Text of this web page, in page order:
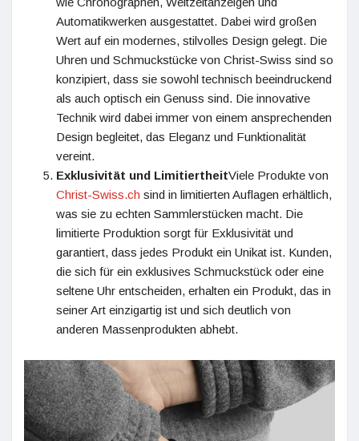
Automatikwerken ausgestattet. Dabei wird großen
Wert auf ein modernes, stilvolles Design gelegt. Die
Uhren und Schmuckstücke von Christ-Swiss sind so
konzipiert, dass sie sowohl technisch beeindruckend
als auch optisch ein Genuss sind. Die innovative
Technik wird dabei immer von einem ansprechenden
Design begleitet, das Eleganz und Funktionalität
vereint.
Exklusivität und LimitiertheitViele Produkte von
Christ-Swiss.ch sind in limitierten Auflagen erhältlich,
was sie zu echten Sammlerstücken macht. Die
limitierte Produktion sorgt für Exklusivität und
garantiert, dass jedes Produkt ein Unikat ist. Kunden,
die sich für ein exklusives Schmuckstück oder eine
seltene Uhr entscheiden, erhalten ein Produkt, das in
seiner Art einzigartig ist und sich deutlich von
anderen Massenprodukten abhebt.